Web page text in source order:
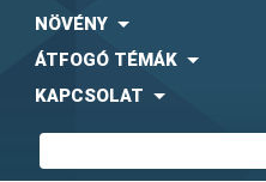
NÖVÉNY
ÁTFOGÓ TÉMÁK
KAPCSOLAT